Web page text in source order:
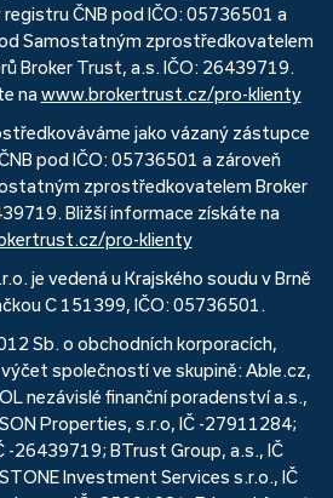
ČNB pod IČO: 05736501 a
Samostatným zprostředkovatelem
Broker Trust, a.s. IČO: 26439719.
na www.brokertrust.cz/pro-klienty
jako vázaný zástupce
pod IČO: 05736501 a zároveň
zprostředkovatelem Broker
Bližší informace získáte na
pro-klienty
je vedená u Krajského soudu v Brně
C 151399, IČO: 05736501.
Sb. o obchodních korporacích,
společností ve skupině: Able.cz,
nezávislé finanční poradenství a.s.,
Properties, s.r.o, IČ -27911284;
-26439719; BTrust Group, a.s., IČ
Investment Services s.r.o., IČ